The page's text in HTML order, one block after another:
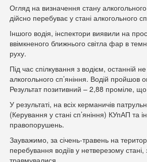
Огляд на визначення стану
дійсно перебуває у стані алкогольного
Іншого водія, інспектори виявили на
ввімкненого ближнього світла фар в
руху.
Під час спілкування з водієм, останній
алкогольного сп’яніння. Водій пройшов
Результат позитивний – 2,88 проміле,
У результаті, на всіх керманичів
(Керування у стані сп’яніння) КУпАП та
правопорушень.
Зауважимо, за січень-травень на
перебування водіїв у нетверезому
травмувалися.